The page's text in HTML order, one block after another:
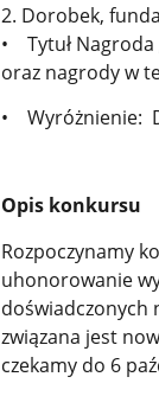
2. Dorobek,
• Tytuł Nagroda
oraz nagrody w
• Wyróżnienie:
Opis konkursu
Rozpoczynamy
uhonorowanie
doświadczonych
związana jest
czekamy do 6